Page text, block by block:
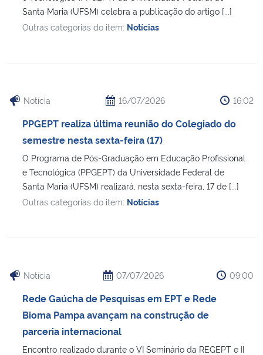
Santa Maria (UFSM) celebra a publicação do artigo [...]
Outras categorias do item: Notícias
Notícia 16/07/2026 16:02
PPGEPT realiza última reunião do Colegiado do
semestre nesta sexta-feira (17)
O Programa de Pós-Graduação em Educação Profissional
e Tecnológica (PPGEPT) da Universidade Federal de
Santa Maria (UFSM) realizará, nesta sexta-feira, 17 de [...]
Outras categorias do item: Notícias
Notícia 07/07/2026 09:00
Rede Gaúcha de Pesquisas em EPT e Rede
Bioma Pampa avançam na construção de
parceria internacional
Encontro realizado durante o VI Seminário da REGEPT e II